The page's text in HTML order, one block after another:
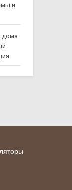
и
дома